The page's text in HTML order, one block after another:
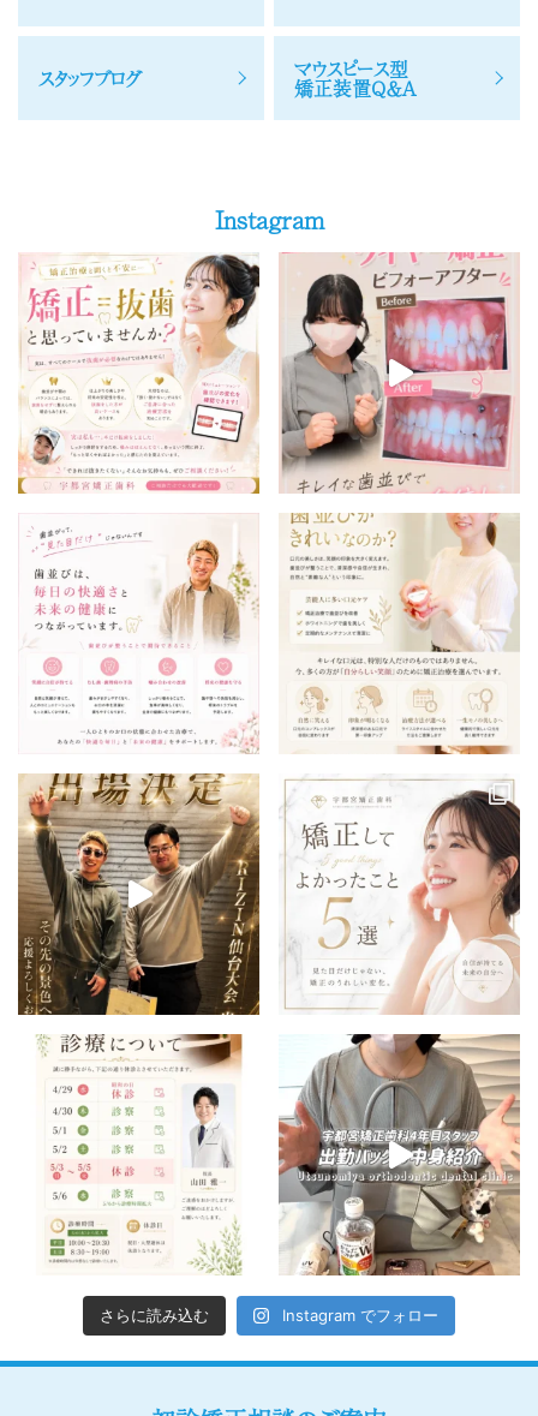
スタッフブログ マウスピース型
矯正装置Q＆A
Instagram
さらに読み込む Instagram でフォロー